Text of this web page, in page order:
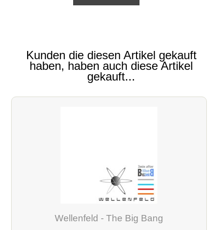
Kunden die diesen Artikel gekauft
haben, haben auch diese Artikel
gekauft...
Wellenfeld - The Big Bang